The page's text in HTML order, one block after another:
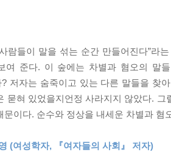
을 설명했지만, 학생들은 잘 이해하지
깨달았다는 듯 소리쳤다. “아아, 이빠이
언어 경찰을 자임해야 하는 자로서 이
것을 개탄하고, 하루 빨리 힘을 모아 이
린다. 언어학자들은 공장으로, 건설 현
게 우리 사회의 풍경 전부일까? 사회언
말들이 서로 자유롭게 섞이고 넘나들
.
아닌 외계인의 눈으로 한국어를 바라보
가 펼쳐질까?
는 듯 지나치는 ‘접촉의 순간’들을
람들이 말을 섞는 순간 만들어진다”라
여 준다. 이 숲에는 차별과 혐오의 말
? 저자는 숨죽이고 있는 다른 말들을 찾
묻혀 있었을지언정 사라지지 않았다.
문이다. 순수와 정상을 내세운 차별과
(여성학자, 『여자들의 사회』 저자)